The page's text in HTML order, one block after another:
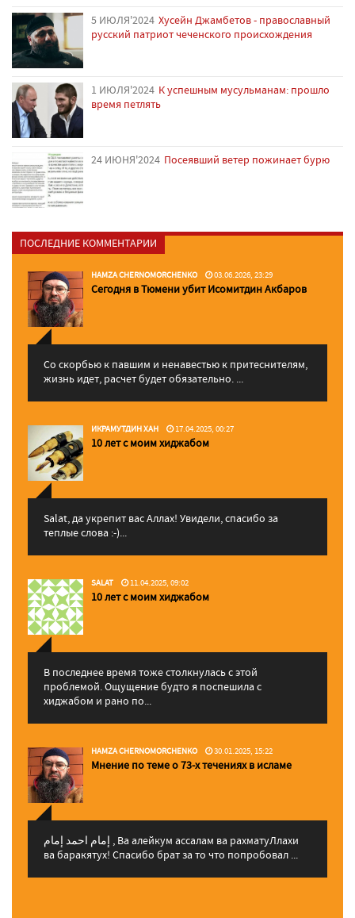
5 ИЮЛЯ'2024 Хусейн Джамбетов - православный
русский патриот чеченского происхождения
1 ИЮЛЯ'2024 К успешным мусульманам: прошло
время петлять
24 ИЮНЯ'2024 Посеявший ветер пожинает бурю
ПОСЛЕДНИЕ КОММЕНТАРИИ
HAMZA CHERNOMORCHENKO 03.06.2026, 23:29
Сегодня в Тюмени убит Исомитдин Акбаров
Со скорбью к павшим и ненавестью к притеснителям,
жизнь идет, расчет будет обязательно. ...
ИКРАМУТДИН ХАН 17.04.2025, 00:27
10 лет с моим хиджабом
Salat, да укрепит вас Аллаx! Увидели, спасибо за
теплые слова :-)...
SALAT 11.04.2025, 09:02
10 лет с моим хиджабом
В последнее время тоже столкнулась с этой
проблемой. Ощущение будто я поспешила с
хиджабом и рано по...
HAMZA CHERNOMORCHENKO 30.01.2025, 15:22
Мнение по теме о 73-х течениях в исламе
إمام احمد إمام , Ва алейкум ассалам ва рахматуЛлахи
ва баракятух! Спасибо брат за то что попробовал ...